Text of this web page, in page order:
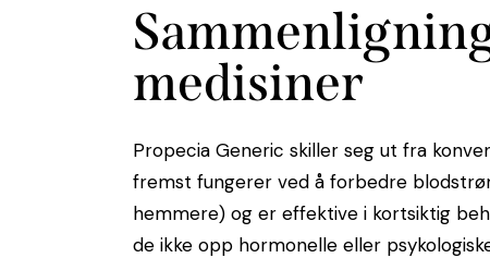
medisiner
Propecia Generic skiller seg ut fra
fremst fungerer ved å forbedre
hemmere) og er effektive i kortsiktig
de ikke opp hormonelle eller